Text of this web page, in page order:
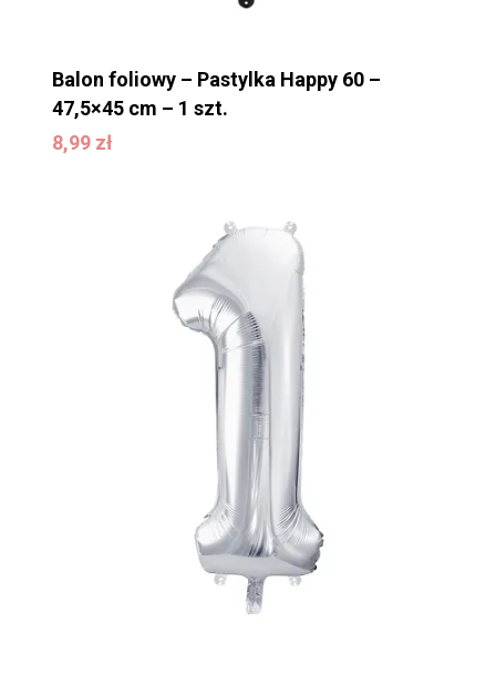
Balon foliowy – Pastylka Happy 60 –
47,5×45 cm – 1 szt.
8,99 zł
8,99zł